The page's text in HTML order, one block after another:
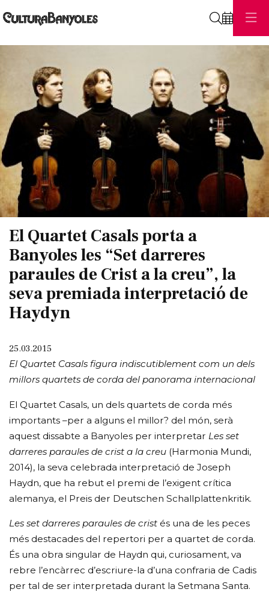
El Quartet Casals porta a
Banyoles les “Set darreres
paraules de Crist a la creu”, la
seva premiada interpretació de
Haydyn
25.03.2015
El Quartet Casals figura indiscutiblement com un dels
millors quartets de corda del panorama internacional
El Quartet Casals, un dels quartets de corda més
importants –per a alguns el millor? del món, serà
aquest dissabte a Banyoles per interpretar Les set
darreres paraules de crist a la creu (Harmonia Mundi,
2014), la seva celebrada interpretació de Joseph
Haydn, que ha rebut el premi de l’exigent crítica
alemanya, el Preis der Deutschen Schallplattenkritik.
Les set darreres paraules de crist és una de les peces
més destacades del repertori per a quartet de corda.
És una obra singular de Haydn qui, curiosament, va
rebre l’encàrrec d’escriure-la d’una confraria de Cadis
per tal de ser interpretada durant la Setmana Santa.